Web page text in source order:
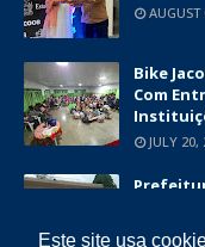
Este site usa
Bike
Com
JULY 20,